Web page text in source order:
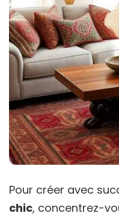
Pour créer avec
chic, concentrez-